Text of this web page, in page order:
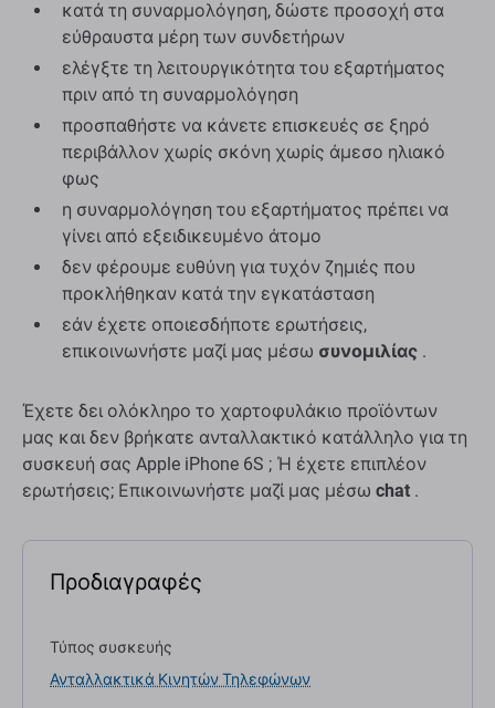
κατά τη συναρμολόγηση, δώστε προσοχή στα
εύθραυστα μέρη των συνδετήρων
ελέγξτε τη λειτουργικότητα του εξαρτήματος
πριν από τη συναρμολόγηση
προσπαθήστε να κάνετε επισκευές σε ξηρό
περιβάλλον χωρίς σκόνη χωρίς άμεσο ηλιακό
φως
η συναρμολόγηση του εξαρτήματος πρέπει να
γίνει από εξειδικευμένο άτομο
δεν φέρουμε ευθύνη για τυχόν ζημιές που
προκλήθηκαν κατά την εγκατάσταση
εάν έχετε οποιεσδήποτε ερωτήσεις,
επικοινωνήστε μαζί μας μέσω συνομιλίας .
Έχετε δει ολόκληρο το χαρτοφυλάκιο προϊόντων
μας και δεν βρήκατε ανταλλακτικό κατάλληλο για τη
συσκευή σας Apple iPhone 6S ; Ή έχετε επιπλέον
ερωτήσεις; Επικοινωνήστε μαζί μας μέσω chat .
Προδιαγραφές
Τύπος συσκευής
Ανταλλακτικά Κινητών Τηλεφώνων